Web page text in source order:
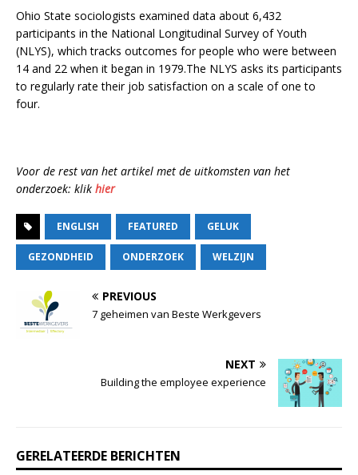
Ohio State sociologists examined data about 6,432
participants in the National Longitudinal Survey of Youth
(NLYS), which tracks outcomes for people who were between
14 and 22 when it began in 1979.The NLYS asks its participants
to regularly rate their job satisfaction on a scale of one to
four.
Voor de rest van het artikel met de uitkomsten van het
onderzoek: klik hier
ENGLISH FEATURED GELUK
GEZONDHEID ONDERZOEK WELZIJN
PREVIOUS
7 geheimen van Beste Werkgevers
NEXT
Building the employee experience
GERELATEERDE BERICHTEN